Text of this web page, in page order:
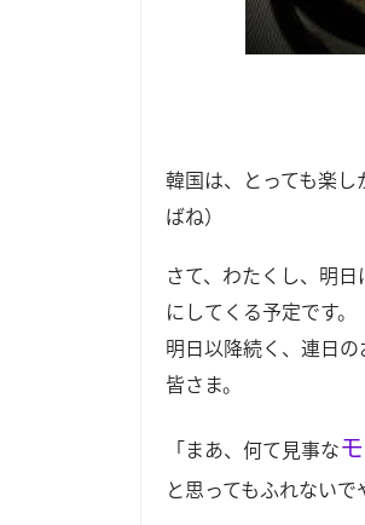
韓国は、とっても楽
ばね）
さて、わたくし、明
にしてくる予定です。
明日以降続く、連日
皆さま。
「まあ、何て見事な
と思ってもふれないで